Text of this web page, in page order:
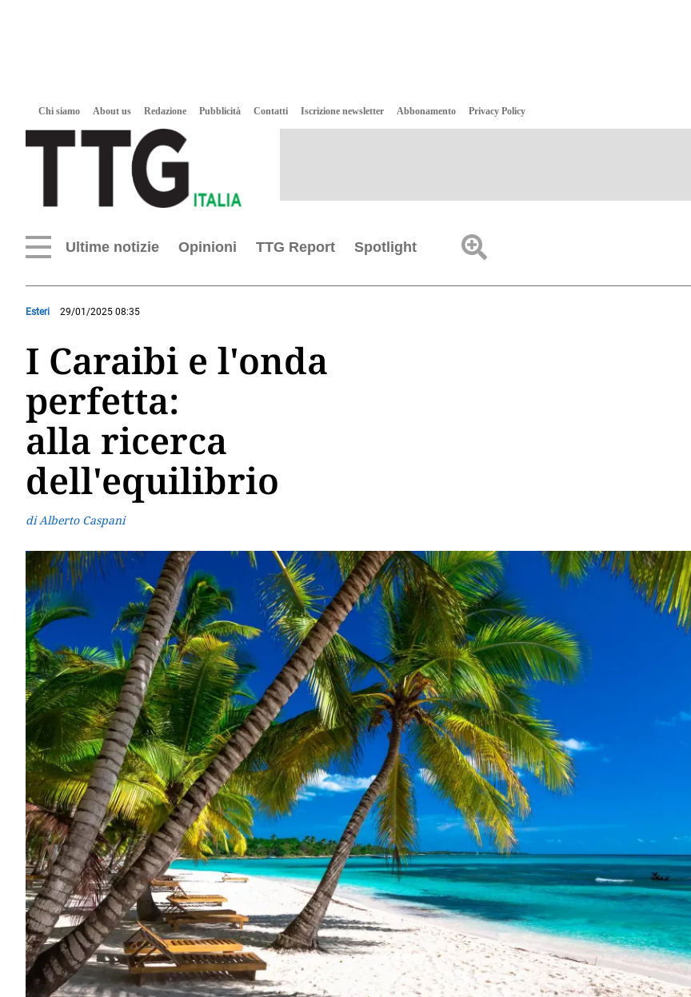
Chi siamo About us Redazione Pubblicità Contatti Iscrizione newsletter Abbonamento Privacy Policy
Ultime notizie Opinioni TTG Report Spotlight
Esteri 29/01/2025 08:35
I Caraibi e l'onda
perfetta:
alla ricerca
dell'equilibrio
di Alberto Caspani